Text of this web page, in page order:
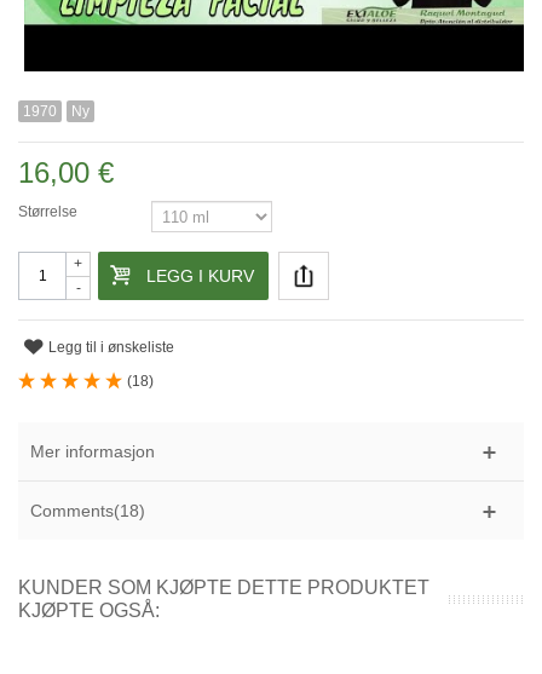
1970 Ny
16,00 €
Størrelse
-
+
LEGG I KURV
Legg til i ønskeliste
(18)
Mer informasjon
Comments(18)
KUNDER SOM KJØPTE DETTE PRODUKTET
KJØPTE OGSÅ: